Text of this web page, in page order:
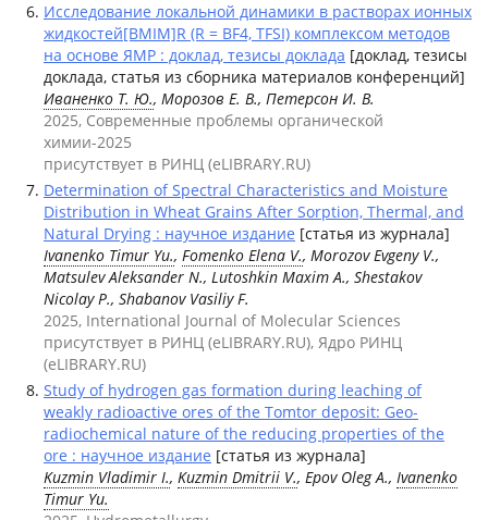
Исследование локальной динамики в растворах ионных
жидкостей[BMIM]R (R = BF4, TFSI) комплексом методов
на основе ЯМР : доклад, тезисы доклада [доклад, тезисы
доклада, статья из сборника материалов конференций]
Иваненко Т. Ю., Морозов Е. В., Петерсон И. В.
2025, Современные проблемы органической
химии-2025
присутствует в РИНЦ (eLIBRARY.RU)
Determination of Spectral Characteristics and Moisture
Distribution in Wheat Grains After Sorption, Thermal, and
Natural Drying : научное издание [статья из журнала]
Ivanenko Timur Yu., Fomenko Elena V., Morozov Evgeny V.,
Matsulev Aleksander N., Lutoshkin Maxim A., Shestakov
Nicolay P., Shabanov Vasiliy F.
2025, International Journal of Molecular Sciences
присутствует в РИНЦ (eLIBRARY.RU), Ядро РИНЦ
(eLIBRARY.RU)
Study of hydrogen gas formation during leaching of
weakly radioactive ores of the Tomtor deposit: Geo-
radiochemical nature of the reducing properties of the
ore : научное издание [статья из журнала]
Kuzmin Vladimir I., Kuzmin Dmitrii V., Epov Oleg A., Ivanenko
Timur Yu.